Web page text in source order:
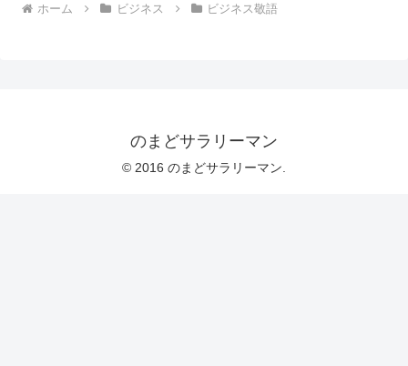
ホーム ビジネス ビジネス敬語
のまどサラリーマン
© 2016 のまどサラリーマン.